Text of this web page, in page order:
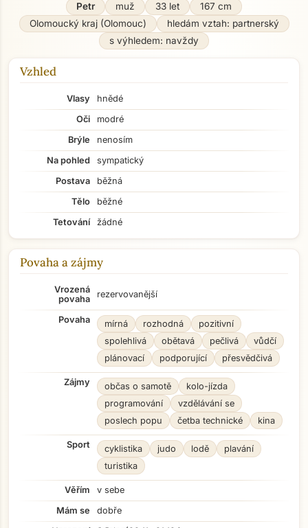
Petr muž 33 let
167 cm
Olomoucký kraj (Olomouc)
hledám vztah: partnerský
s výhledem: navždy
Vzhled
Vlasy
hnědé
Oči
modré
Brýle
nenosím
Na pohled
sympatický
Postava
běžná
Tělo
běžné
Tetování
žádné
Povaha a zájmy
Vrozená
povaha
rezervovanější
Povaha mírná rozhodná
pozitivní
spolehlivá
obětavá pečlivá
vůdčí
plánovací
podporující přesvědčivá
Zájmy občas o samotě
kolo-jízda
programování
vzdělávání se
poslech popu
četba technické kina
Sport cyklistika judo lodě
plavání
turistika
Věřím
v sebe
Mám se
dobře